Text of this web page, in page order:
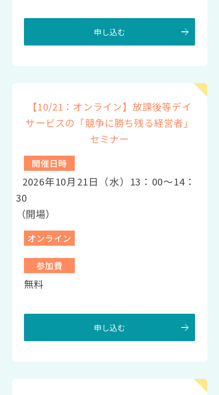
申し込む
【10/21：オンライン】放課後等デイ
サービスの「競争に勝ち残る経営者」
セミナー
開催日時
2026年10月21日（水）13：00〜14：
30
（開場）
オンライン
参加費
無料
申し込む